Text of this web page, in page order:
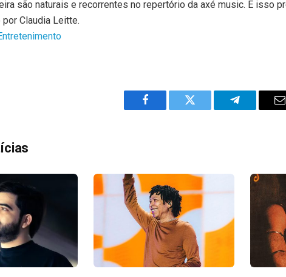
são naturais e recorrentes no repertório da axé music. E isso
Claudia Leitte.
Facebook Twitter Telegram